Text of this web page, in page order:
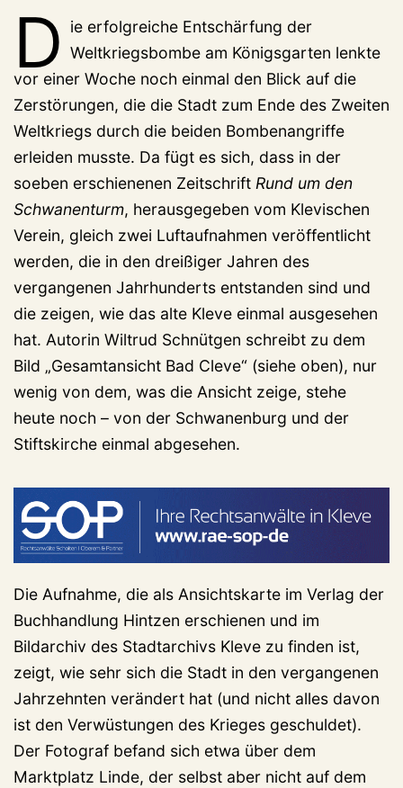
D
ie erfolgreiche Entschärfung der
Weltkriegsbombe am Königsgarten lenkte
vor einer Woche noch einmal den Blick auf die
Zerstörungen, die die Stadt zum Ende des Zweiten
Weltkriegs durch die beiden Bombenangriffe
erleiden musste. Da fügt es sich, dass in der
soeben erschienenen Zeitschrift Rund um den
Schwanenturm, herausgegeben vom Klevischen
Verein, gleich zwei Luftaufnahmen veröffentlicht
werden, die in den dreißiger Jahren des
vergangenen Jahrhunderts entstanden sind und
die zeigen, wie das alte Kleve einmal ausgesehen
hat. Autorin Wiltrud Schnütgen schreibt zu dem
Bild „Gesamtansicht Bad Cleve“ (siehe oben), nur
wenig von dem, was die Ansicht zeige, stehe
heute noch – von der Schwanenburg und der
Stiftskirche einmal abgesehen.
Die Aufnahme, die als Ansichtskarte im Verlag der
Buchhandlung Hintzen erschienen und im
Bildarchiv des Stadtarchivs Kleve zu finden ist,
zeigt, wie sehr sich die Stadt in den vergangenen
Jahrzehnten verändert hat (und nicht alles davon
ist den Verwüstungen des Krieges geschuldet).
Der Fotograf befand sich etwa über dem
Marktplatz Linde, der selbst aber nicht auf dem